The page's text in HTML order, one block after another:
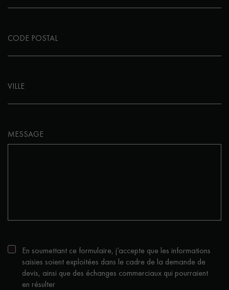
CODE POSTAL
VILLE
MESSAGE
En soumettant ce formulaire, j’accepte que les informations
saisies soient exploitées dans le cadre de la demande de
devis, ainsi que des échanges commerciaux qui pourraient
en résulter